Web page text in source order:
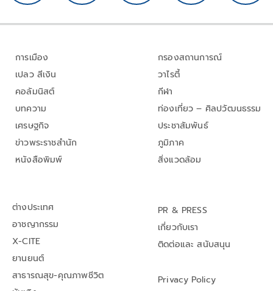
การเมือง
เปลว สีเงิน
คอลัมนิสต์
บทความ
เศรษฐกิจ
ข่าวพระราชสำนัก
หนังสือพิมพ์
กรองสถานการณ์
วาไรตี้
กีฬา
ท่องเที่ยว – ศิลปวัฒนธรรม
ประชาสัมพันธ์
ภูมิภาค
สิ่งแวดล้อม
ต่างประเทศ
อาชญากรรม
X-CITE
ยานยนต์
สาธารณสุข-คุณภาพชีวิต
PR & PRESS
เกี่ยวกับเรา
ติดต่อและ สนับสนุน
Privacy Policy